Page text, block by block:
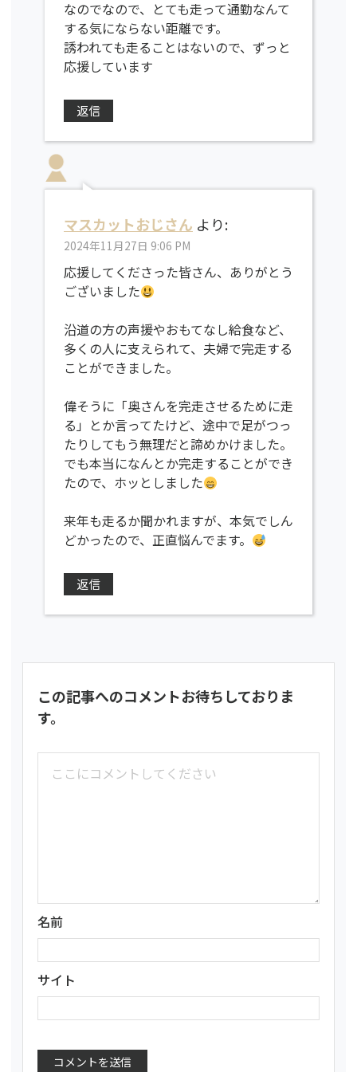
なのでなので、とても走って通勤なんて
する気にならない距離です。
誘われても走ることはないので、ずっと
応援しています
返信
マスカットおじさん より:
2024年11月27日 9:06 PM
応援してくださった皆さん、ありがとう
ございました
沿道の方の声援やおもてなし給食など、
多くの人に支えられて、夫婦で完走する
ことができました。
偉そうに「奥さんを完走させるために走
る」とか言ってたけど、途中で足がつっ
たりしてもう無理だと諦めかけました。
でも本当になんとか完走することができ
たので、ホッとしました
来年も走るか聞かれますが、本気でしん
どかったので、正直悩んでます。
返信
この記事へのコメントお待ちしておりま
す。
名前
サイト